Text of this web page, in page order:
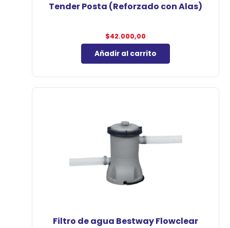
Tender Posta (Reforzado con Alas)
$42.000,00
Añadir al carrito
Filtro de agua Bestway Flowclear